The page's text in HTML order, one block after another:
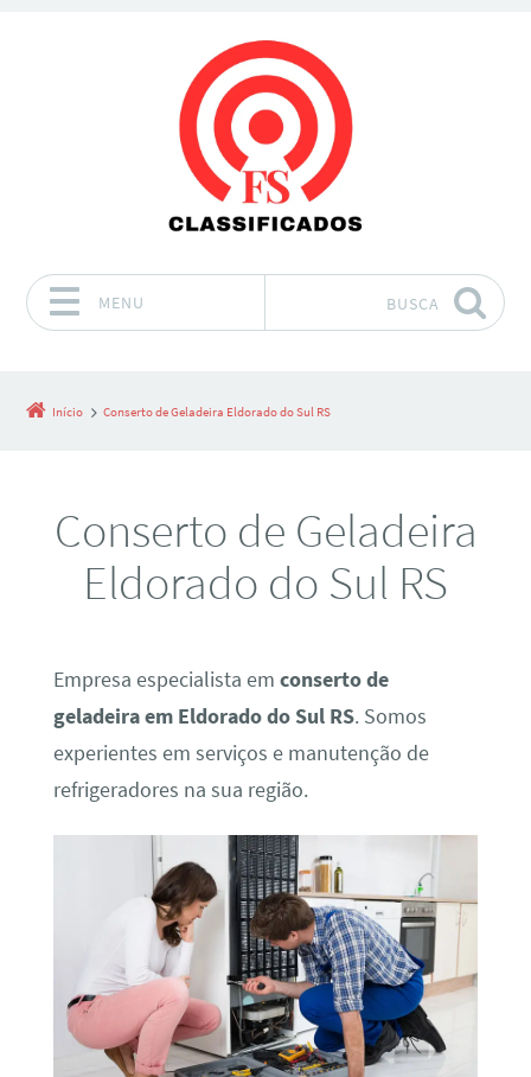
MENU BUSCA
Início Conserto de Geladeira Eldorado do Sul RS
Conserto de Geladeira
Eldorado do Sul RS
Empresa especialista em conserto de
geladeira em Eldorado do Sul RS. Somos
experientes em serviços e manutenção de
refrigeradores na sua região.